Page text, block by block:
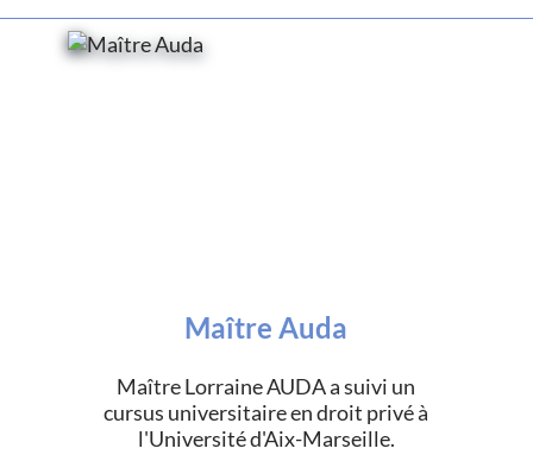
Maître Auda
Maître Lorraine AUDA a suivi un
cursus universitaire en droit privé à
l'Université d'Aix-Marseille.